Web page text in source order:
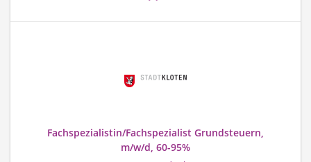
Fachspezialistin/Fachspezialist Grundsteuern,
m/w/d, 60-95%